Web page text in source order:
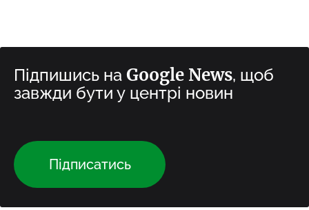
Підпишись на Google News, щоб
завжди бути у центрі новин
Підписатись